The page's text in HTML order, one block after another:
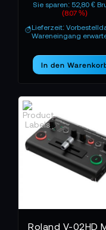
Sie sparen: 52,80 €
(8.07 %)
Lieferzeit:
Wareneingang
In den
Roland V-02HD